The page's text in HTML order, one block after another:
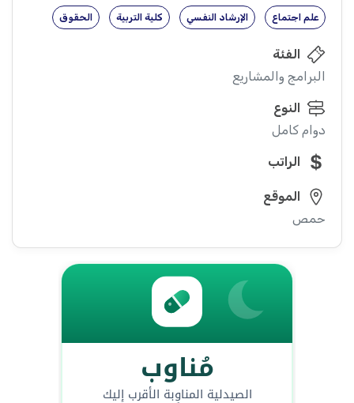
علم اجتماع الإرشاد النفسي كلية التربية الحقوق
الفئة
البرامج والمشاريع
النوع
دوام كامل
الراتب
الموقع
حمص